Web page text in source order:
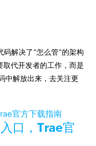
码解决了“怎么管”的架构
取代开发者的工作，而是
中解放出来，去关注更
口，Trae官